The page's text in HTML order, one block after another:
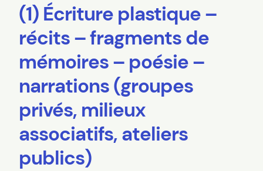
(1) Écriture plastique –
récits – fragments de
mémoires – poésie –
narrations (groupes
privés, milieux
associatifs, ateliers
publics)